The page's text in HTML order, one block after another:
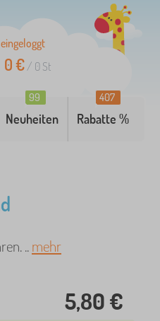
0 €/ 0 St
Neuheiten
99
Rabatte %
407
..mehr
5,80 €